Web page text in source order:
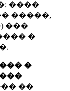
����
�����,
���
�
�
��